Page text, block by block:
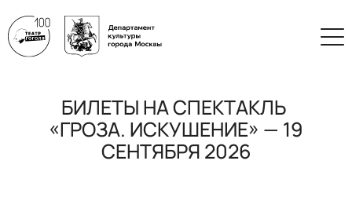
БИЛЕТЫ НА СПЕКТАКЛЬ
«ГРОЗА. ИСКУШЕНИЕ» — 19
СЕНТЯБРЯ 2026